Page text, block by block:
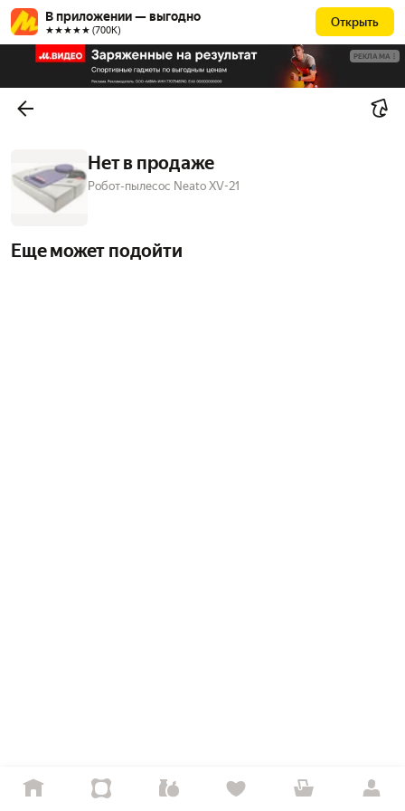
В приложении — выгодно
★★★★★ (700К)
Открыть
РЕКЛАМА
Нет в продаже
Робот-пылесос Neato XV-21
Еще может подойти